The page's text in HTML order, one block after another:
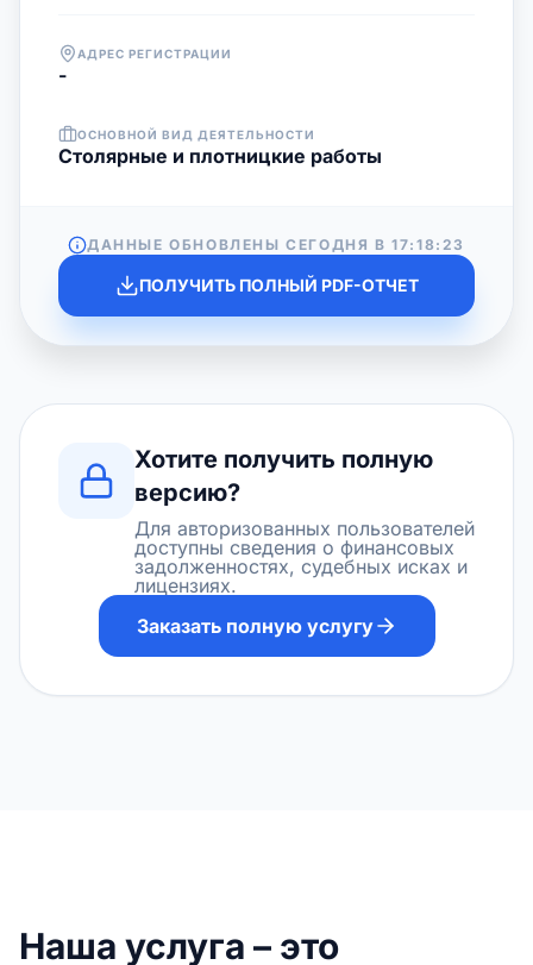
АДРЕС РЕГИСТРАЦИИ
-
ОСНОВНОЙ ВИД ДЕЯТЕЛЬНОСТИ
Столярные и плотницкие работы
ДАННЫЕ ОБНОВЛЕНЫ СЕГОДНЯ В17:18:23
ПОЛУЧИТЬ ПОЛНЫЙ PDF-ОТЧЕТ
Хотите получить полную
версию?
Для авторизованных пользователей
доступны сведения о финансовых
задолженностях, судебных исках и
лицензиях.
Заказать полную услугу
Наша услуга – это